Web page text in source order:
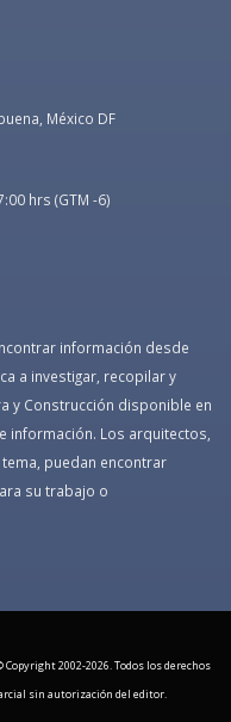
México DF
hrs (GTM -6)
información desde
a investigar, recopilar y
y Construcción disponible en
información. Los arquitectos,
puedan encontrar
su trabajo o
Copyright 2002-2026. Todos los derechos
sin autorización del editor.